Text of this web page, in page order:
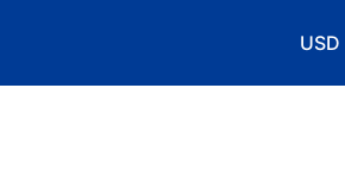
USD